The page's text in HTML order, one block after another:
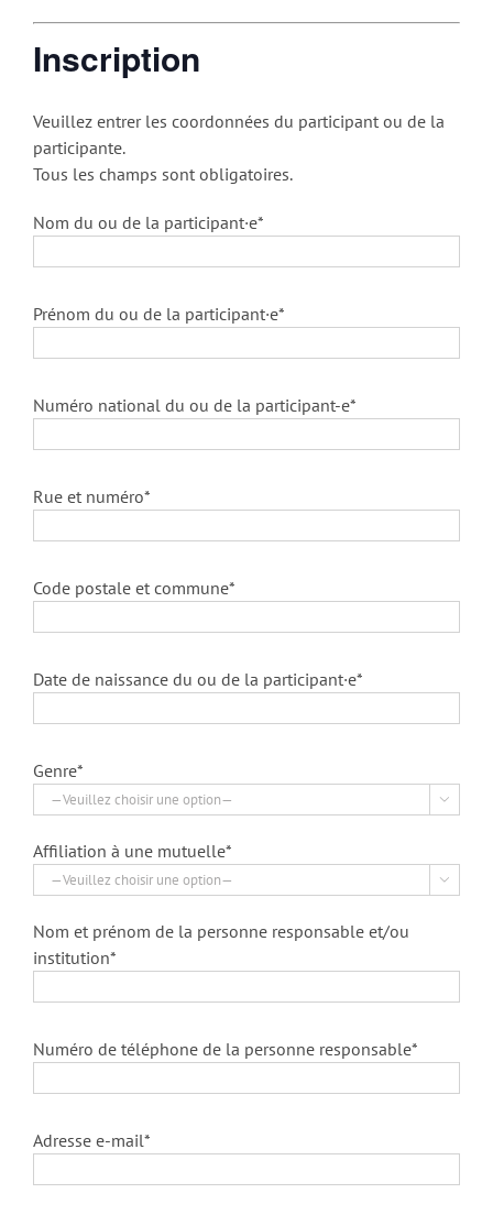
Inscription
Veuillez entrer les coordonnées du participant ou de la
participante.
Tous les champs sont obligatoires.
Nom du ou de la participant·e*
Prénom du ou de la participant·e*
Numéro national du ou de la participant-e*
Rue et numéro*
Code postale et commune*
Date de naissance du ou de la participant·e*
Genre*

Affiliation à une mutuelle*

Nom et prénom de la personne responsable et/ou
institution*
Numéro de téléphone de la personne responsable*
Adresse e-mail*